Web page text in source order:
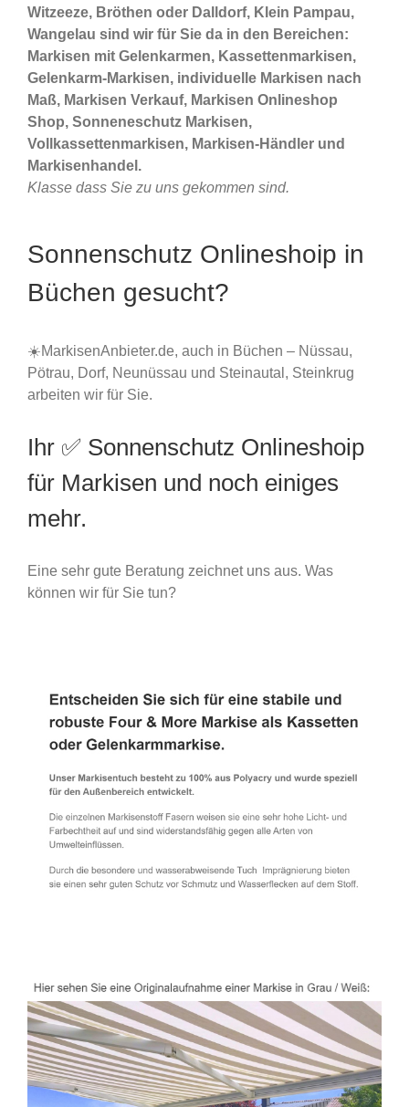
Witzeeze, Bröthen oder Dalldorf, Klein Pampau,
Wangelau sind wir für Sie da in den Bereichen:
Markisen mit Gelenkarmen, Kassettenmarkisen,
Gelenkarm-Markisen, individuelle Markisen nach
Maß, Markisen Verkauf, Markisen Onlineshop
Shop, Sonneneschutz Markisen,
Vollkassettenmarkisen, Markisen-Händler und
Markisenhandel.
Klasse dass Sie zu uns gekommen sind.
Sonnenschutz Onlineshoip in
Büchen gesucht?
☀️MarkisenAnbieter.de, auch in Büchen – Nüssau,
Pötrau, Dorf, Neunüssau und Steinautal, Steinkrug
arbeiten wir für Sie.
Ihr ✅ Sonnenschutz Onlineshoip
für Markisen und noch einiges
mehr.
Eine sehr gute Beratung zeichnet uns aus. Was
können wir für Sie tun?